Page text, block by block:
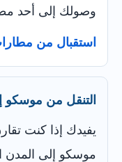
وصولك إلى أحد
استقبال من
التنقل من
يفيدك إذا كنت
موسكو إلى المدن